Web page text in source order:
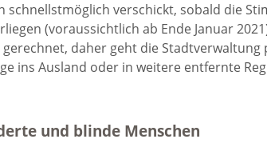
schnellstmöglich verschickt, sobald die
(voraussichtlich ab Ende Januar
daher geht die
ins Ausland oder in weitere entfernte
und blinde Menschen